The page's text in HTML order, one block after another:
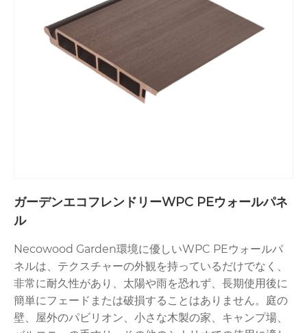
ガーデンエコフレンドリーWPC PEウォールパネ
ル
Necowood Garden環境に優しいWPC PEウォールパ
ネルは、テクスチャーの外観を持っているだけでなく、
非常に耐久性があり、太陽や雨を恐れず、長期使用後に
簡単にフェードまたは破損することはありません。庭の
壁、屋外のパビリオン、小さな木製の家、キャンプ場、